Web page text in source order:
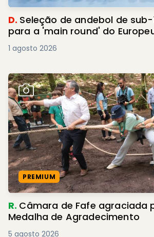
D. Seleção de andebol de
para a 'main round' do
1 agosto 2026
PREMIUM
R. Câmara de Fafe agraciada pelo
Medalha de Agradecimento
5 agosto 2026